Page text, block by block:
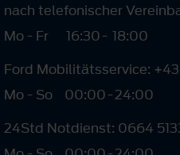
nach telefonischer
Mo - Fr
16:30- 18:00
Ford Mobilitätsservice:
Mo - So
00:00-24:00
24Std Notdienst: 0664